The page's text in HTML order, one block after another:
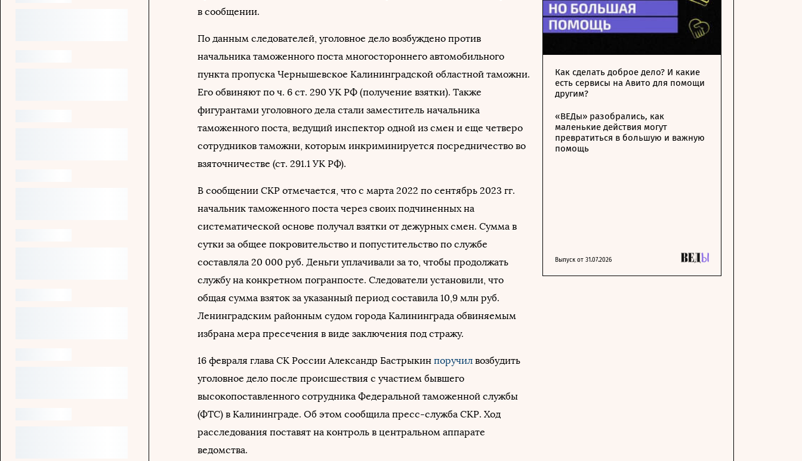
в сообщении.
По данным следователей, уголовное дело возбуждено против
начальника таможенного поста многостороннего автомобильного
пункта пропуска Чернышевское Калининградской областной таможни.
Его обвиняют по ч. 6 ст. 290 УК РФ (получение взятки). Также
фигурантами уголовного дела стали заместитель начальника
таможенного поста, ведущий инспектор одной из смен и еще четверо
сотрудников таможни, которым инкриминируется посредничество во
взяточничестве (ст. 291.1 УК РФ).
В сообщении СКР отмечается, что с марта 2022 по сентябрь 2023 гг.
начальник таможенного поста через своих подчиненных на
систематической основе получал взятки от дежурных смен. Сумма в
сутки за общее покровительство и попустительство по службе
составляла 20 000 руб. Деньги уплачивали за то, чтобы продолжать
службу на конкретном погранпосте. Следователи установили, что
общая сумма взяток за указанный период составила 10,9 млн руб.
Ленинградским районным судом города Калининграда обвиняемым
избрана мера пресечения в виде заключения под стражу.
16 февраля глава СК России Александр Бастрыкин поручил возбудить
уголовное дело после происшествия с участием бывшего
высокопоставленного сотрудника Федеральной таможенной службы
(ФТС) в Калининграде. Об этом сообщила пресс-служба СКР. Ход
расследования поставят на контроль в центральном аппарате
ведомства.
Как сделать доброе дело? И какие
есть сервисы на Авито для помощи
другим?
«ВЕДы» разобрались, как
маленькие действия могут
превратиться в большую и важную
помощь
Выпуск от 31.07.2026